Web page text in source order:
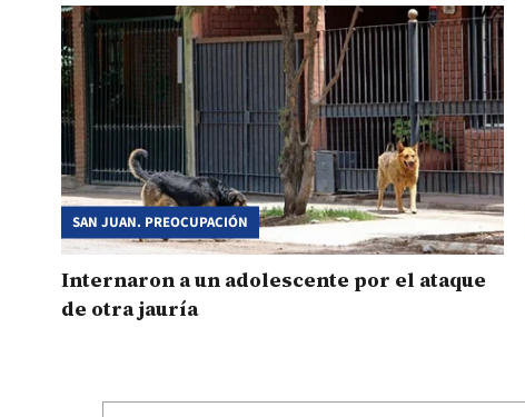
SAN JUAN. PREOCUPACIÓN
Internaron a un adolescente por el ataque
de otra jauría